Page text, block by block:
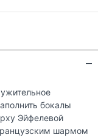
бокалы
Эйфелевой
шармом